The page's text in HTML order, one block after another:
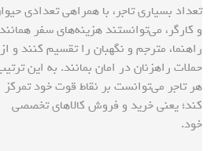
تعداد بسیاری تاجر، با همراهی تعدادی
و کارگر، می‌توانستند هزینه‌های سفر همانند
راهنما، مترجم و نگهبان را تقسیم کنند و از
حملات راهزنان در امان بمانند. به این
هر تاجر می‌توانست بر نقاط قوت خود تمرکز
کند؛ یعنی خرید و فروش کالاهای تخصصی
خود.